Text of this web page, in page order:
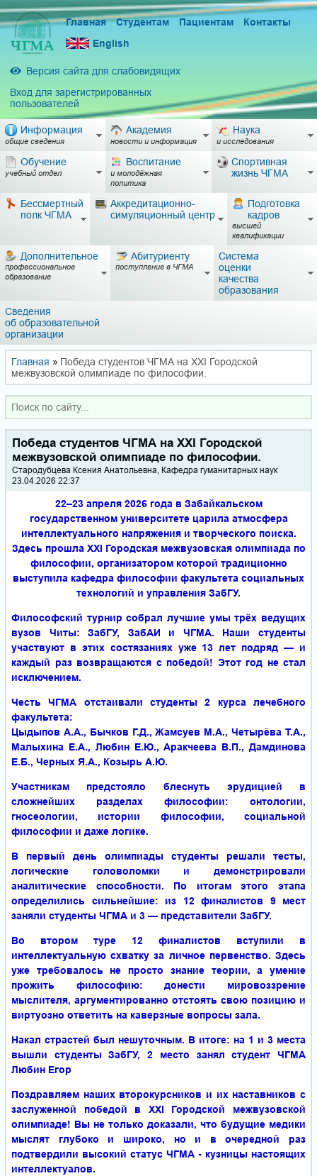
Главная Студентам Пациентам
Контакты
English
Версия сайта для слабовидящих
Вход для зарегистрированных
пользователей
Информация
общие сведения
Академия
новости и информация
Наука
и исследования
Обучение
учебный отдел
Воспитание
и молодёжная
политика
Спортивная
жизнь ЧГМА
Бессмертный
полк ЧГМА
Аккредитационно-
симуляционный центр
Подготовка
кадров
высшей
квалификации
Дополнительное
профессиональное
образование
Абитуриенту
поступление в ЧГМА
Система
оценки
качества
образования
Сведения
об образовательной
организации
Главная » Победа студентов ЧГМА на XXI Городской
межвузовской олимпиаде по философии.
Победа студентов ЧГМА на XXI Городской
межвузовской олимпиаде по философии.
Стародубцева Ксения Анатольевна, Кафедра гуманитарных наук
23.04.2026 22:37
22–23 апреля 2026 года в Забайкальском
государственном университете царила атмосфера
интеллектуального напряжения и творческого поиска.
Здесь прошла XXI Городская межвузовская олимпиада по
философии, организатором которой традиционно
выступила кафедра философии факультета социальных
технологий и управления ЗабГУ.
Философский турнир собрал лучшие умы трёх ведущих
вузов Читы: ЗабГУ, ЗабАИ и ЧГМА. Наши студенты
участвуют в этих состязаниях уже 13 лет подряд — и
каждый раз возвращаются с победой! Этот год не стал
исключением.
Честь ЧГМА отстаивали студенты 2 курса лечебного
факультета:
Цыдыпов А.А., Бычков Г.Д., Жамсуев М.А., Четырёва Т.А.,
Малыхина Е.А., Любин Е.Ю., Аракчеева В.П., Дамдинова
Е.Б., Черных Я.А., Козырь А.Ю.
Участникам предстояло блеснуть эрудицией в
сложнейших разделах философии: онтологии,
гносеологии, истории философии, социальной
философии и даже логике.
В первый день олимпиады студенты решали тесты,
логические головоломки и демонстрировали
аналитические способности. По итогам этого этапа
определились сильнейшие: из 12 финалистов 9 мест
заняли студенты ЧГМА и 3 — представители ЗабГУ.
Во втором туре 12 финалистов вступили в
интеллектуальную схватку за личное первенство. Здесь
уже требовалось не просто знание теории, а умение
прожить философию: донести мировоззрение
мыслителя, аргументированно отстоять свою позицию и
виртуозно ответить на каверзные вопросы зала.
Накал страстей был нешуточным. В итоге: на 1 и 3 места
вышли студенты ЗабГУ, 2 место занял студент ЧГМА
Любин Егор
Поздравляем наших второкурсников и их наставников с
заслуженной победой в XXI Городской межвузовской
олимпиаде! Вы не только доказали, что будущие медики
мыслят глубоко и широко, но и в очередной раз
подтвердили высокий статус ЧГМА - кузницы настоящих
интеллектуалов.